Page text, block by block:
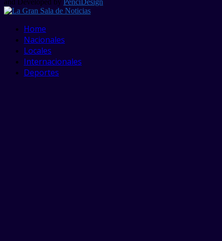
and Developed by PenciDesign
Home
Nacionales
Locales
Internacionales
Deportes